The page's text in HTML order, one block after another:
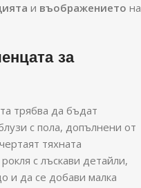
и въображението на
за
трябва да бъдат
с пола, допълнени от
тяхната
с лъскави детайли,
и да се добави малка